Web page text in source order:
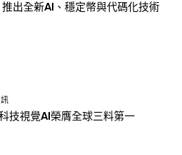
出全新AI、穩定幣與代碼化技術
技視覺AI榮膺全球三料第一